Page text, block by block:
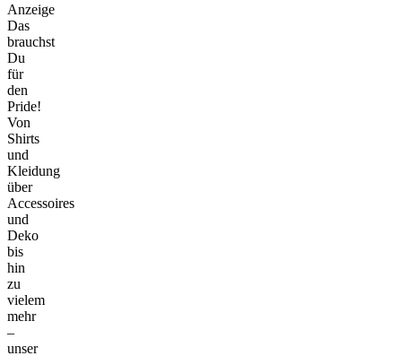
Anzeige
Das
brauchst
Du
für
den
Pride!
Von
Shirts
und
Kleidung
über
Accessoires
und
Deko
bis
hin
zu
vielem
mehr
–
unser